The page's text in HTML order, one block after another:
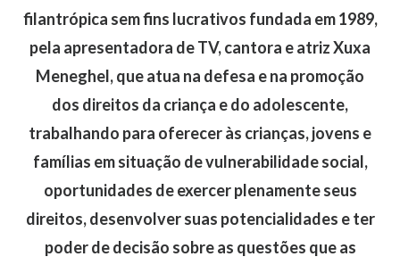
filantrópica sem fins lucrativos fundada em 1989,
pela apresentadora de TV, cantora e atriz Xuxa
Meneghel, que atua na defesa e na promoção
dos direitos da criança e do adolescente,
trabalhando para oferecer às crianças, jovens e
famílias em situação de vulnerabilidade social,
oportunidades de exercer plenamente seus
direitos, desenvolver suas potencialidades e ter
poder de decisão sobre as questões que as